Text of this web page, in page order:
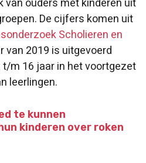
van ouders met kinderen uit
De cijfers komen uit
Scholieren en
van 2019 is uitgevoerd
t/m 16 jaar in het voortgezet
leerlingen.
te kunnen
kinderen over roken